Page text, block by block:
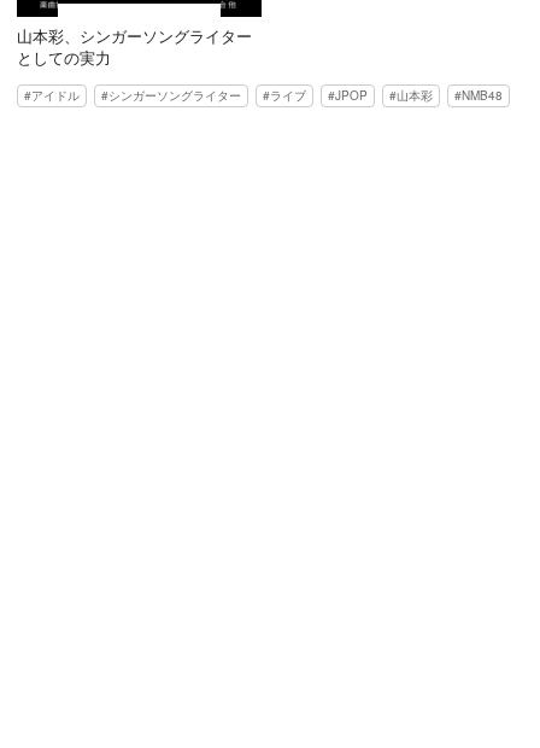
山本彩、シンガーソングライター
としての実力
アイドル シンガーソングライター ライブ JPOP 山本彩 NMB48